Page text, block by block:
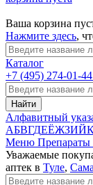
Ваша корзина
Нажмите здесь,
Каталог
+7 (495) 274-01-44
Найти
Алфавитный
АБВГДЕЁЖЗИЙ
Меню
Уважаемые
аптек в Туле,